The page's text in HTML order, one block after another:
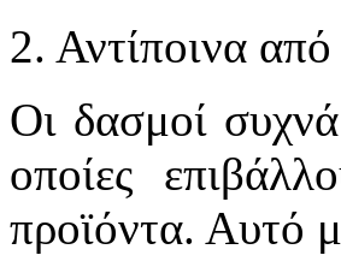
2. Αντίποινα
Οι δασμοί
οποίες
προϊόντα. Αυτό